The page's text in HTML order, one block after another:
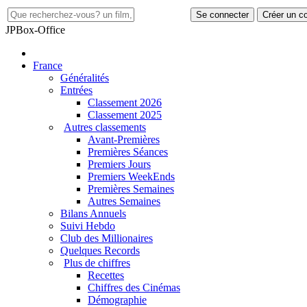
Se connecter Créer un
JPBox-Office
France
Généralités
Entrées
Classement 2026
Classement 2025
Autres classements
Avant-Premières
Premières Séances
Premiers Jours
Premiers WeekEnds
Premières Semaines
Autres Semaines
Bilans Annuels
Suivi Hebdo
Club des Millionaires
Quelques Records
Plus de chiffres
Recettes
Chiffres des Cinémas
Démographie